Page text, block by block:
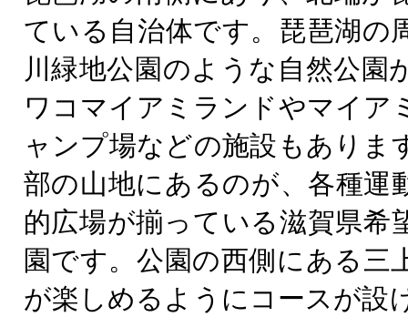
ている自治体です。琵琶湖の
川緑地公園のような自然公園
ワコマイアミランドやマイア
ャンプ場などの施設もありま
部の山地にあるのが、各種運
的広場が揃っている滋賀県希
園です。公園の西側にある三
が楽しめるようにコースが設